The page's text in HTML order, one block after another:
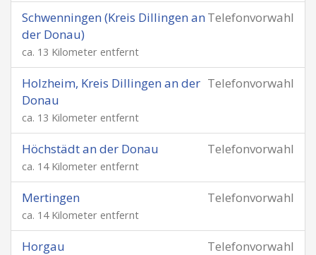
Telefonvorwahl
Schwenningen (Kreis Dillingen an
der Donau)
ca. 13 Kilometer entfernt
Telefonvorwahl
Holzheim, Kreis Dillingen an der
Donau
ca. 13 Kilometer entfernt
Telefonvorwahl
Höchstädt an der Donau
ca. 14 Kilometer entfernt
Telefonvorwahl
Mertingen
ca. 14 Kilometer entfernt
Telefonvorwahl
Horgau